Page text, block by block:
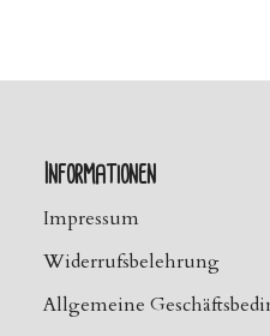
Informationen
Impressum
Widerrufsbelehrung
Allgemeine